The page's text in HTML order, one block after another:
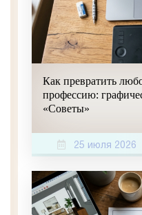
Как превратить
профессию:
«Советы»
25 июля 2026